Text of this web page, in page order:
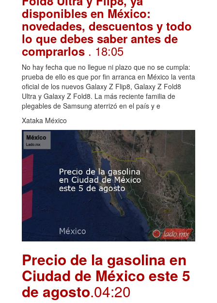
disponibles en México:
novedades, descuentos y todo
lo que debes saber antes de
comprarlos . 18:05
No hay fecha que no llegue ni plazo que no se cumpla:
prueba de ello es que por fin arranca en México la venta
oficial de los nuevos Galaxy Z Flip8, Galaxy Z Fold8
Ultra y Galaxy Z Fold8. La más reciente familia de
plegables de Samsung aterrizó en el país y e
Xataka México
Precio de la gasolina en
Ciudad de México este 5
de agosto.04:20